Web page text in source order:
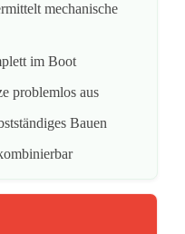
mechanische
im Boot
problemlos aus
Bauen